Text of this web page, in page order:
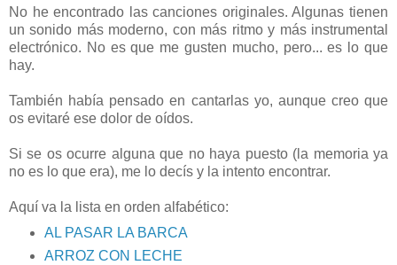
No he encontrado las canciones originales. Algunas tienen
un sonido más moderno, con más ritmo y más instrumental
electrónico. No es que me gusten mucho, pero... es lo que
hay.
También había pensado en cantarlas yo, aunque creo que
os evitaré ese dolor de oídos.
Si se os ocurre alguna que no haya puesto (la memoria ya
no es lo que era), me lo decís y la intento encontrar.
Aquí va la lista en orden alfabético:
AL PASAR LA BARCA
ARROZ CON LECHE